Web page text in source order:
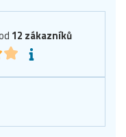
12 zákazníků